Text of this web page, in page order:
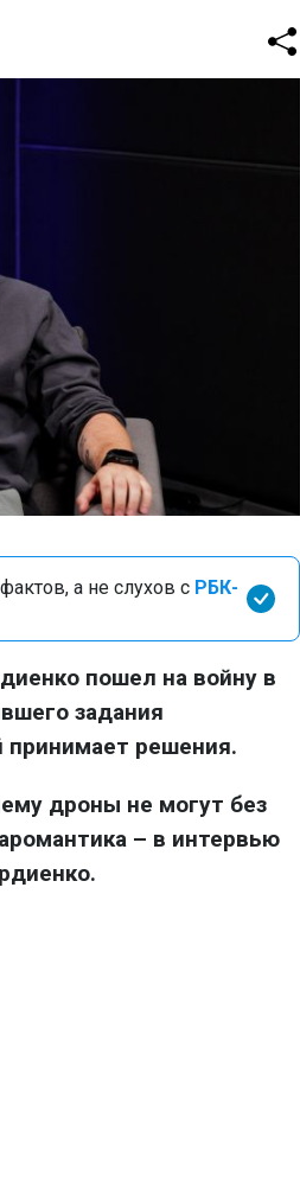
а не слухов с РБК-
пошел на войну в
задания
принимает решения.
дроны не могут без
– в интервью